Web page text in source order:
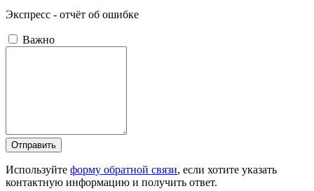
Экспресс - отчёт об ошибке
Важно
Отправить
Используйте форму обратной связи, если хотите указать
контактную информацию и получить ответ.